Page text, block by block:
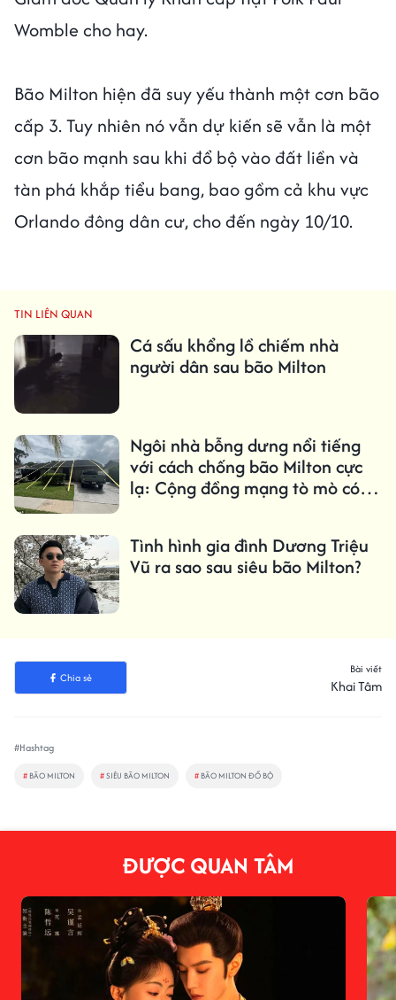
Womble cho hay.
Bão Milton hiện đã suy yếu thành một cơn bão
cấp 3. Tuy nhiên nó vẫn dự kiến sẽ vẫn là một
cơn bão mạnh sau khi đổ bộ vào đất liền và
tàn phá khắp tiểu bang, bao gồm cả khu vực
Orlando đông dân cư, cho đến ngày 10/10.
TIN LIÊN QUAN
Cá sấu khổng lồ chiếm nhà
người dân sau bão Milton
Ngôi nhà bỗng dưng nổi tiếng
với cách chống bão Milton cực
lạ: Cộng đồng mạng tò mò có
Tình hình gia đình Dương Triệu
Vũ ra sao sau siêu bão Milton?
Chia sẻ
Bài viết
Khai Tâm
#Hashtag
# BÃO MILTON #SIÊU BÃO MILTON # BÃO MILTON ĐỔ BỘ
ĐƯỢC QUAN TÂM